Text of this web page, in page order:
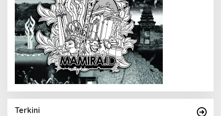
Terkini